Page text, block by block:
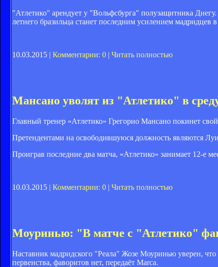
"Атлетико" арендует у "Вольфсбурга" полузащитника
летнего бразильца станет последним усилением мадридцев
10.03.2015 | Комментарии: 0 | Читать полностью
Мансано уволят из "Атлетико" в
Главный тренер «Атлетико» Грегорио Мансано покинет
Претендентами на освободившуюся должность являются
Проиграв последние два матча, «Атлетико» занимает 12-е
10.03.2015 | Комментарии: 0 | Читать полностью
Моуринью: "В матче с "Атлетико"
Наставник мадридского "Реала" Жозе Моуринью уверен,
первенства, фаворитов нет, передаёт Marca.